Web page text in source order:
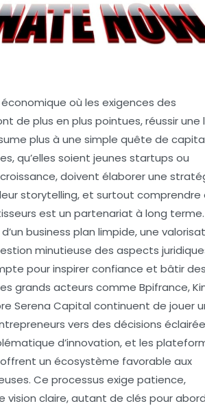
où les exigences des
de plus en plus pointues, réussir une
plus à une simple quête de
qu’elles soient jeunes startups ou
doivent élaborer une
storytelling, et surtout comprendre
est un partenariat à long terme.
business plan limpide, une
minutieuse des aspects
pour inspirer confiance et bâtir
grands acteurs comme Bpifrance,
Serena Capital continuent de jouer
vers des décisions
d’innovation, et les
un écosystème favorable aux
Ce processus exige patience,
vision claire, autant de clés pour